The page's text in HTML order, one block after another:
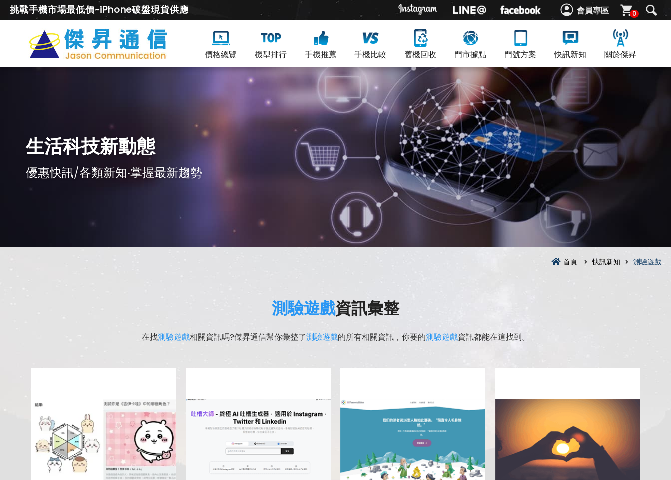
會員專區 0
挑戰手機市場最低價~iPhone破盤現貨供應
價格總覽 機型排行 手機推薦 手機比較 舊機回收 門市據點 門號方案 快訊新知 關於傑昇
生活科技新動態
優惠快訊/各類新知‧掌握最新趨勢
首頁 快訊新知 測驗遊戲
測驗遊戲資訊彙整
在找測驗遊戲相關資訊嗎?傑昇通信幫你彙整了測驗遊戲的所有相關資訊，你要的測驗遊戲資訊都能在這找到。